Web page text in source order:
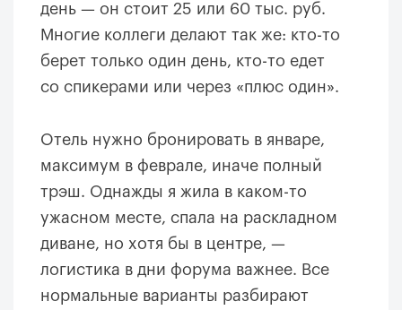
день — он стоит 25 или 60 тыс. руб.
Многие коллеги делают так же: кто-то
берет только один день, кто-то едет
со спикерами или через «плюс один».
Отель нужно бронировать в январе,
максимум в феврале, иначе полный
трэш. Однажды я жила в каком-то
ужасном месте, спала на раскладном
диване, но хотя бы в центре, —
логистика в дни форума важнее. Все
нормальные варианты разбирают